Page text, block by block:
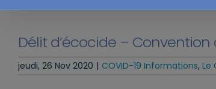
Délit d’écocide –
jeudi, 26 Nov 2020 | COVID-19 Informations, Le